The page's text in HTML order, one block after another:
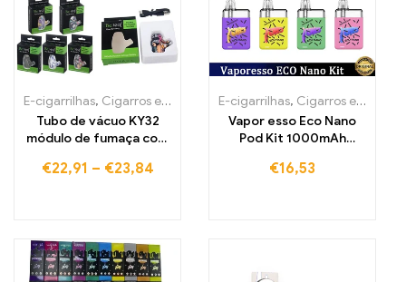
E-cigarrilhas, Cigarros eletrónicos descartáveis Portugal ,
Tubo de vácuo KY32
módulo de fumaça com
€22,91 – €23,84
E-cigarrilhas, Cigarros eletrónicos descartáveis Portugal
Vapor esso Eco Nano
Pod Kit 1000mAh
€16,53